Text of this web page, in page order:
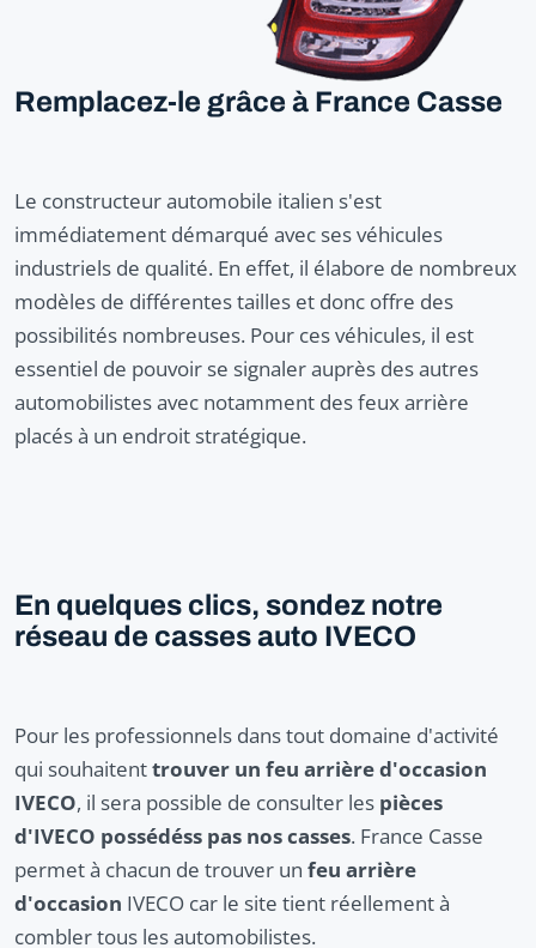
Remplacez-le grâce à France Casse
Le constructeur automobile italien s'est
immédiatement démarqué avec ses véhicules
industriels de qualité. En effet, il élabore de nombreux
modèles de différentes tailles et donc offre des
possibilités nombreuses. Pour ces véhicules, il est
essentiel de pouvoir se signaler auprès des autres
automobilistes avec notamment des feux arrière
placés à un endroit stratégique.
En quelques clics, sondez notre
réseau de casses auto IVECO
Pour les professionnels dans tout domaine d'activité
qui souhaitenttrouver un feu arrière d'occasion
IVECO, il sera possible de consulter les pièces
d'IVECO possédéss pas nos casses. France Casse
permet à chacun de trouver un feu arrière
d'occasion IVECO car le site tient réellement à
combler tous les automobilistes.